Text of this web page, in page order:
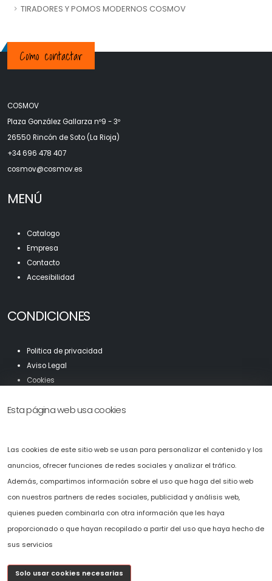
TIRADORES Y POMOS MODERNOS COSMOV
Como contactar
COSMOV
Plaza González Gallarza nº9 - 3º
26550 Rincón de Soto (La Rioja)
+34 696 478 407
cosmov@cosmov.es
MENÚ
Catalogo
Empresa
Contacto
Accesibilidad
CONDICIONES
Politica de privacidad
Aviso Legal
Cookies
Accesibilidad
Solicítenos presupuesto sin compromiso.
Puede ponerse en contacto con nosotros llamando al+34 696 478 407
completando el fomulario de solicitud de presupuesto que hemos
puesto a su disposición en la web.
cosmov@cosmov.es
Esta página web usa cookies
Las cookies de este sitio web se usan para personalizar el contenido y los
anuncios, ofrecer funciones de redes sociales y analizar el tráfico.
Además, compartimos información sobre el uso que haga del sitio web
con nuestros partners de redes sociales, publicidad y análisis web,
quienes pueden combinarla con otra información que les haya
proporcionado o que hayan recopilado a partir del uso que haya hecho de
sus servicios
Solo usar cookies necesarias